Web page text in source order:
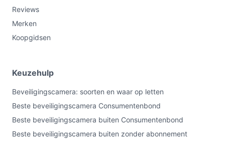
Reviews
Merken
Koopgidsen
Keuzehulp
Beveiligingscamera: soorten en waar op letten
Beste beveiligingscamera Consumentenbond
Beste beveiligingscamera buiten Consumentenbond
Beste beveiligingscamera buiten zonder abonnement